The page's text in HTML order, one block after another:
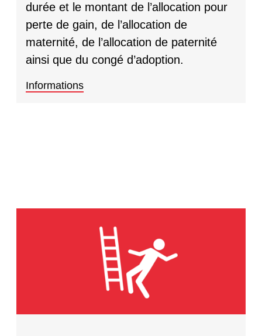
durée et le montant de l’allocation pour
perte de gain, de l’allocation de
maternité, de l’allocation de paternité
ainsi que du congé d’adoption.
Informations